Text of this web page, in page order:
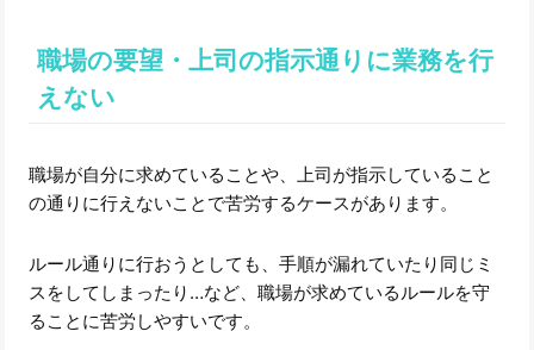
職場の要望・上司の指示通りに業務を行
えない
職場が自分に求めていることや、上司が指示していること
の通りに行えないことで苦労するケースがあります。
ルール通りに行おうとしても、手順が漏れていたり同じミ
スをしてしまったり…など、職場が求めているルールを守
ることに苦労しやすいです。